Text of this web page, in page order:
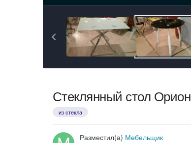
Стеклянный стол Орион
из стекла
Разместил(а) Мебельщик